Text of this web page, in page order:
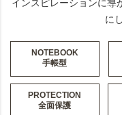
インスピレーションに導
に
NOTEBOOK
手帳型
PROTECTION
全面保護